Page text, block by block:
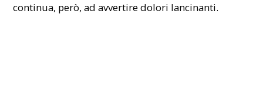
continua, però, ad avvertire dolori lancinanti.